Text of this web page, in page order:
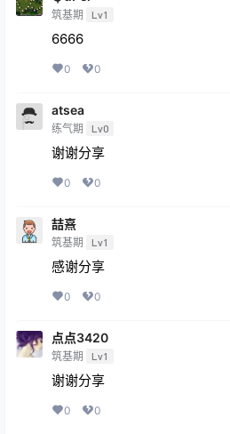
筑基期 Lv1
6666
0 0
atsea
练气期 Lv0
谢谢分享
0 0
喆熹
筑基期 Lv1
感谢分享
0 0
点点3420
筑基期 Lv1
谢谢分享
0 0